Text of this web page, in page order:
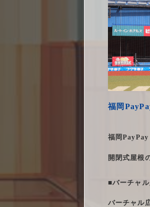
福岡
福岡
開閉式屋根
■バーチャ
バーチャル